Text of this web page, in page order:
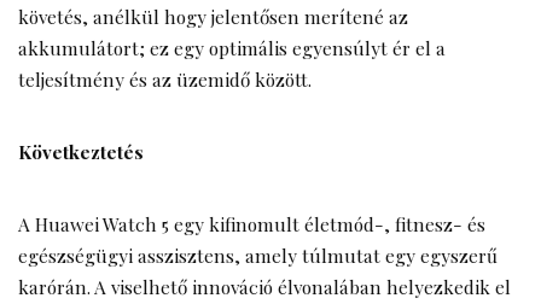
követés, anélkül hogy jelentősen merítené az
akkumulátort; ez egy optimális egyensúlyt ér el a
teljesítmény és az üzemidő között.
Következtetés
A Huawei Watch 5 egy kifinomult életmód-, fitnesz- és
egészségügyi asszisztens, amely túlmutat egy egyszerű
karórán. A viselhető innováció élvonalában helyezkedik el